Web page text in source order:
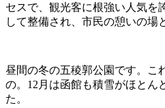
セスで、観光客に根強い人気を
して整備され、市民の憩いの場
昼間の冬の五稜郭公園です。こ
の。12月は函館も積雪がほとん
た。